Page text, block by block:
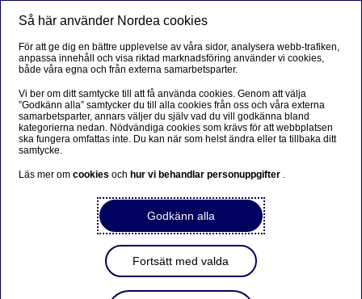
Så här använder Nordea cookies
För att ge dig en bättre upplevelse av våra sidor, analysera webb-trafiken,
anpassa innehåll och visa riktad marknadsföring använder vi cookies,
både våra egna och från externa samarbetsparter.
Vi ber om ditt samtycke till att få använda cookies. Genom att välja
”Godkänn alla” samtycker du till alla cookies från oss och våra externa
samarbetsparter, annars väljer du själv vad du vill godkänna bland
kategorierna nedan. Nödvändiga cookies som krävs för att webbplatsen
ska fungera omfattas inte. Du kan när som helst ändra eller ta tillbaka ditt
samtycke.
Läs mer omcookiesoch hur vi behandlar personuppgifter .
Godkänn alla
Fortsätt med valda